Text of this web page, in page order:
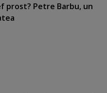
prost? Petre Barbu, un